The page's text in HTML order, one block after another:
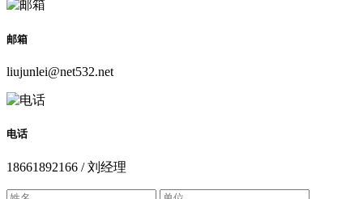
邮箱
liujunlei@net532.net
电话
18661892166 / 刘经理